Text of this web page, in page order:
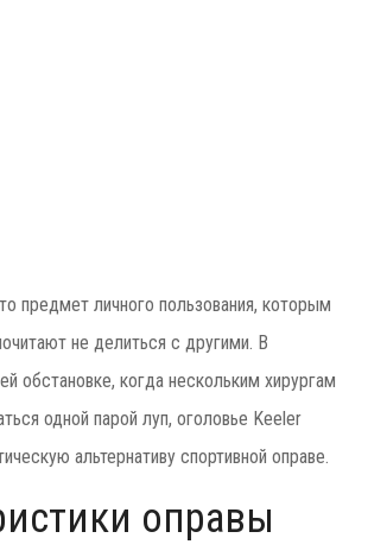
предмет личного пользования, которым
не делиться с другими. В
обстановке, когда нескольким хирургам
одной парой луп, оголовье Keeler
альтернативу спортивной оправе.
оправы